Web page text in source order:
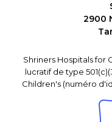
2900
Shriners Hospitals for
lucratif de type
Children's (numéro